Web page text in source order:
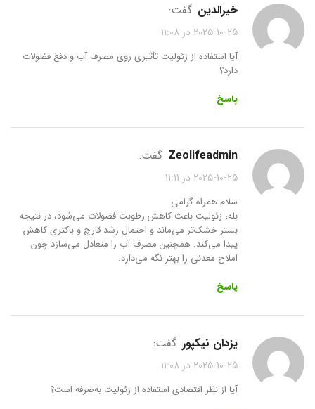
خیرالدین گفت:
2025-10-25 در 11:08
آیا استفاده از زئولیت تأثیری روی مصرف آب و دفع فضولات
دارد؟
پاسخ
zeolifeadmin گفت:
2025-10-25 در 11:11
سلام همراه گرامی
بله، زئولیت باعث کاهش رطوبت فضولات می‌شود، در نتیجه
بستر خشک‌تر می‌ماند و احتمال رشد قارچ و باکتری کاهش
پیدا می‌کند. همچنین مصرف آب را متعادل می‌سازد چون
املاح معدنی را بهتر نگه می‌دارد.
پاسخ
یزدان نیکپور گفت:
2025-10-25 در 11:08
آیا از نظر اقتصادی استفاده از زئولیت به‌صرفه است؟